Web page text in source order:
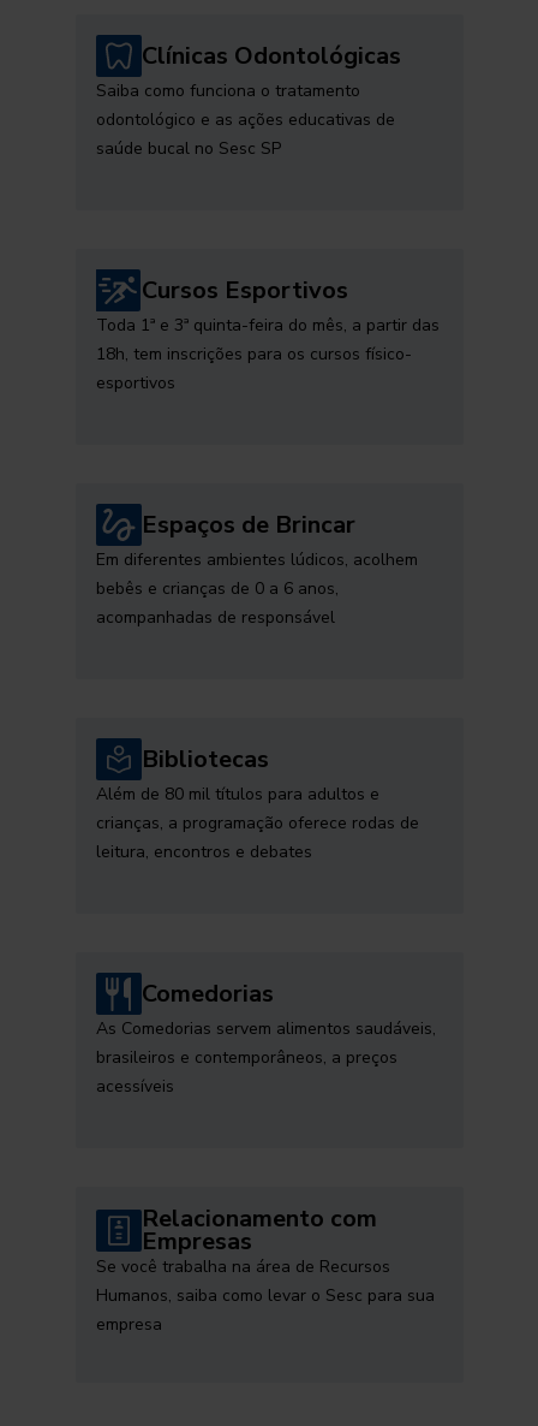
Clínicas Odontológicas
Saiba como funciona o tratamento
odontológico e as ações educativas de
saúde bucal no Sesc SP
Cursos Esportivos
Toda 1ª e 3ª quinta-feira do mês, a partir das
18h, tem inscrições para os cursos físico-
esportivos
Espaços de Brincar
Em diferentes ambientes lúdicos, acolhem
bebês e crianças de 0 a 6 anos,
acompanhadas de responsável
Bibliotecas
Além de 80 mil títulos para adultos e
crianças, a programação oferece rodas de
leitura, encontros e debates
Comedorias
As Comedorias servem alimentos saudáveis,
brasileiros e contemporâneos, a preços
acessíveis
Relacionamento com
Empresas
Se você trabalha na área de Recursos
Humanos, saiba como levar o Sesc para sua
empresa